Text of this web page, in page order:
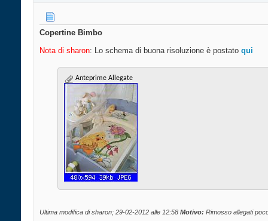
Copertine Bimbo
Nota di sharon: Lo schema di buona risoluzione è postato qui
Anteprime Allegate
Ultima modifica di sharon; 29-02-2012 alle 12:58 Motivo: Rimosso allegati